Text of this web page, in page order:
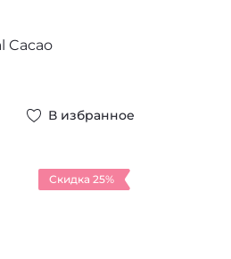
Cacao
В избранное
Скидка 25%